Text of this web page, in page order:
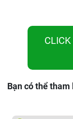
Bạn có thể